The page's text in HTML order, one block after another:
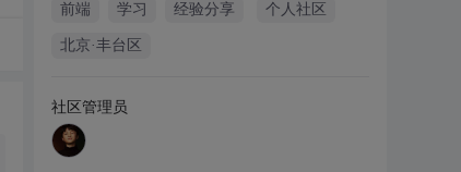
前端 学习 经验分享 个人社区
北京·丰台区
社区管理员